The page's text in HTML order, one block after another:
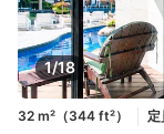
1/18
32 m²（344 ft²）